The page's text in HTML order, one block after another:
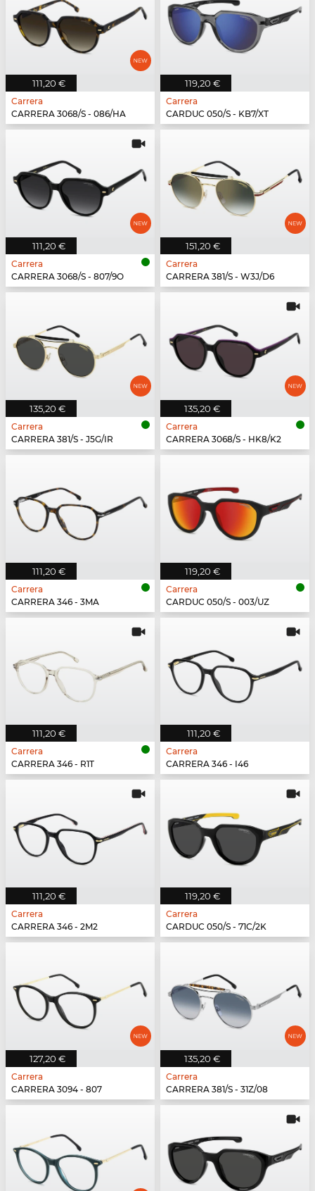
111,20 €
Carrera
CARRERA 3068/S - 086/HA
119,20 €
Carrera
CARDUC 050/S - KB7/XT
111,20 €
Carrera
CARRERA 3068/S - 807/9O
151,20 €
Carrera
CARRERA 381/S - W3J/D6
135,20 €
Carrera
CARRERA 381/S - J5G/IR
135,20 €
Carrera
CARRERA 3068/S - HK8/K2
111,20 €
Carrera
CARRERA 346 - 3MA
119,20 €
Carrera
CARDUC 050/S - 003/UZ
111,20 €
Carrera
CARRERA 346 - R1T
111,20 €
Carrera
CARRERA 346 - I46
111,20 €
Carrera
CARRERA 346 - 2M2
119,20 €
Carrera
CARDUC 050/S - 71C/2K
127,20 €
Carrera
CARRERA 3094 - 807
135,20 €
Carrera
CARRERA 381/S - 31Z/08